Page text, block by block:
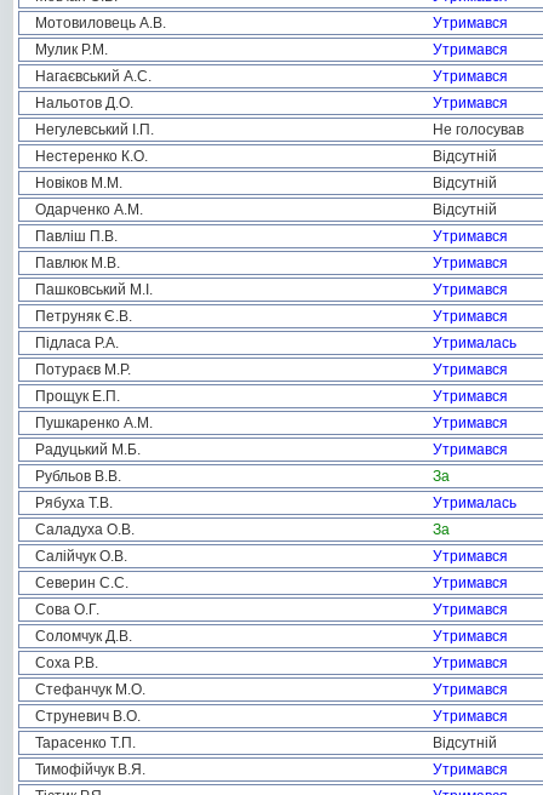
Мотовиловець А.В.
Утримався
Мулик Р.М.
Утримався
Нагаєвський А.С.
Утримався
Нальотов Д.О.
Утримався
Негулевський І.П.
Не голосував
Нестеренко К.О.
Відсутній
Новіков М.М.
Відсутній
Одарченко А.М.
Відсутній
Павліш П.В.
Утримався
Павлюк М.В.
Утримався
Пашковський М.І.
Утримався
Петруняк Є.В.
Утримався
Підласа Р.А.
Утрималась
Потураєв М.Р.
Утримався
Прощук Е.П.
Утримався
Пушкаренко А.М.
Утримався
Радуцький М.Б.
Утримався
Рубльов В.В.
За
Рябуха Т.В.
Утрималась
Саладуха О.В.
За
Салійчук О.В.
Утримався
Северин С.С.
Утримався
Сова О.Г.
Утримався
Соломчук Д.В.
Утримався
Соха Р.В.
Утримався
Стефанчук М.О.
Утримався
Струневич В.О.
Утримався
Тарасенко Т.П.
Відсутній
Тимофійчук В.Я.
Утримався